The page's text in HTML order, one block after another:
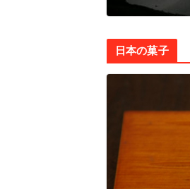
日本の菓子